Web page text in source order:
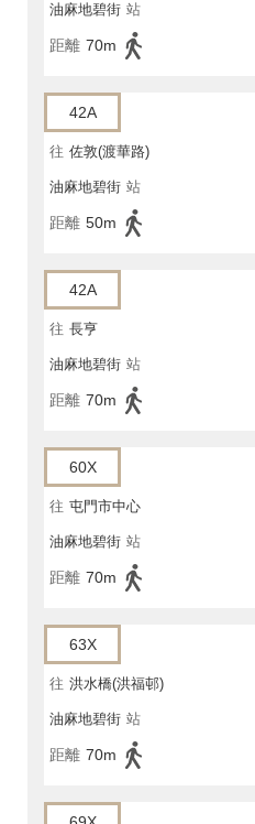
油麻地碧街 站
距離 70m
42A
往 佐敦(渡華路)
油麻地碧街 站
距離 50m
42A
往 長亨
油麻地碧街 站
距離 70m
60X
往 屯門市中心
油麻地碧街 站
距離 70m
63X
往 洪水橋(洪福邨)
油麻地碧街 站
距離 70m